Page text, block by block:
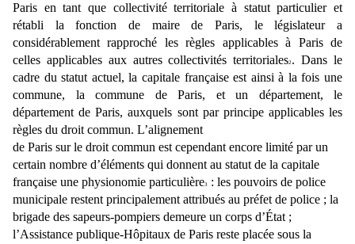
Paris en tant que collectivité territoriale à statut particulier et
rétabli la fonction de maire de Paris, le législateur a
considérablement rapproché les règles applicables à Paris de
celles applicables aux autres collectivités territoriales2 . Dans le
cadre du statut actuel, la capitale française est ainsi à la fois une
commune, la commune de Paris, et un département, le
département de Paris, auxquels sont par principe applicables les
règles du droit commun. L’alignement
de Paris sur le droit commun est cependant encore limité par un
certain nombre d’éléments qui donnent au statut de la capitale
française une physionomie particulière3
: les pouvoirs de police
municipale restent principalement attribués au préfet de police ; la
brigade des sapeurs-pompiers demeure un corps d’État ;
l’Assistance publique-Hôpitaux de Paris reste placée sous la